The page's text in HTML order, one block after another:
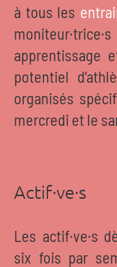
à tous les
apprentissage
potentiel
organisés
mercredi et le
Actif·ve·s
Les actif·ve·s
six fois par